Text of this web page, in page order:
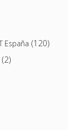
España (120)
(2)